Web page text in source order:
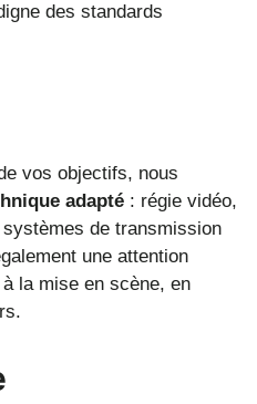
des standards
vos objectifs, nous
adapté : régie vidéo,
de transmission
une attention
la mise en scène, en